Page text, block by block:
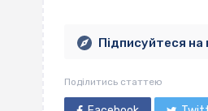
Підписуйтеся на
Поділитись статтею